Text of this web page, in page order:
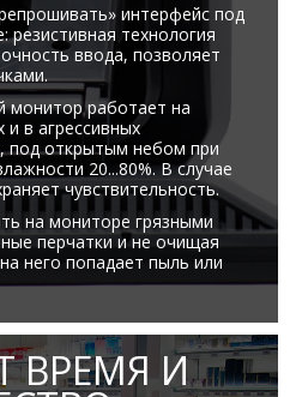
интерфейс под
резистивная технология
ввода, позволяет
монитор работает на
и в агрессивных
под открытым небом при
20...80%. В случае
чувствительность.
на мониторе грязными
перчатки и не очищая
него попадает пыль или
ВРЕМЯ И